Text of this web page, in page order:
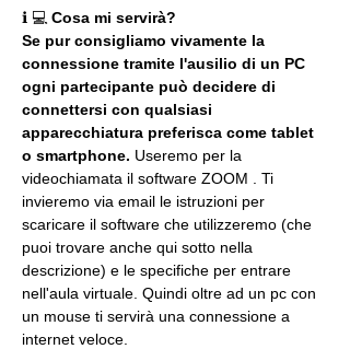
ℹ 💻 Cosa mi servirà?
Se pur consigliamo vivamente la
connessione tramite l'ausilio di un PC
ogni partecipante può decidere di
connettersi con qualsiasi
apparecchiatura preferisca come tablet
o smartphone. Useremo per la
videochiamata il software ZOOM . Ti
invieremo via email le istruzioni per
scaricare il software che utilizzeremo (che
puoi trovare anche qui sotto nella
descrizione) e le specifiche per entrare
nell'aula virtuale. Quindi oltre ad un pc con
un mouse ti servirà una connessione a
internet veloce.